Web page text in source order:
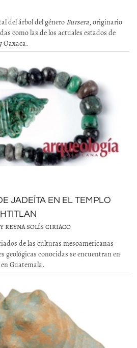
del árbol del género Bursera, originario
como las de los actuales estados de
Oaxaca.
JADEÍTA EN EL TEMPLO
REYNA SOLÍS CIRIACO
de las culturas mesoamericanas
geológicas conocidas se encuentran en
Guatemala.